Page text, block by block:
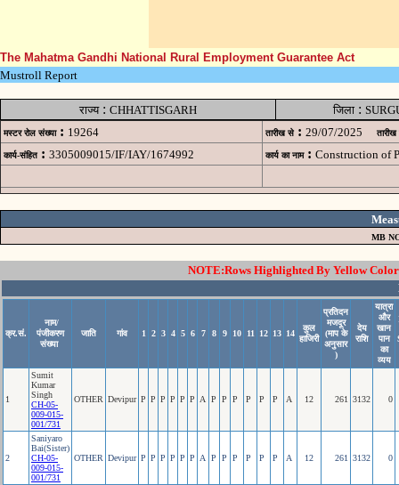
The Mahatma Gandhi National Rural Employment Guarantee Act
Mustroll Report
राज्य: CHHATTISGARH जिला:
मस्टर रोल संख्या : 19264 तारीख से : 29/07/2025 तारीख
कार्य-संहित : 3305009015/IF/IAY/1674992 कार्य का नाम : Construction of
MB
NOTE:Rows Highlighted By Yellow
क्र.सं.
नाम/
पंजीकरण
संख्या
जाति गांव 1 2 3 4 5 6 7 8 9 10 11 12 13 14
कुल
हाजिरी
प्रतिदन
मजदूर
(माप के
अनुसार
)
देय
राशि
यात्रा
और
खान
पान
का
व्यय
1
Sumit
Kumar
Singh
CH-05-
009-015-
001/731
OTHER Devipur P P P P P P A P P P P P P A 12 261 3132 0
2
Saniyaro
Bai(Sister)
CH-05-
009-015-
001/731
OTHER Devipur P P P P P P A P P P P P P A 12 261 3132 0